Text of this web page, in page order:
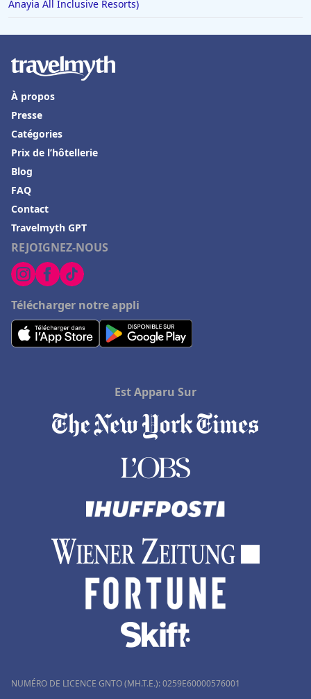
Anayia All Inclusive Resorts)
REJOIGNEZ-NOUS
Télécharger notre appli
À propos
Presse
Catégories
Prix de l’hôtellerie
Blog
FAQ
Contact
Travelmyth GPT
Est Apparu Sur
NUMÉRO DE LICENCE GNTO (MH.T.E.): 0259Ε60000576001